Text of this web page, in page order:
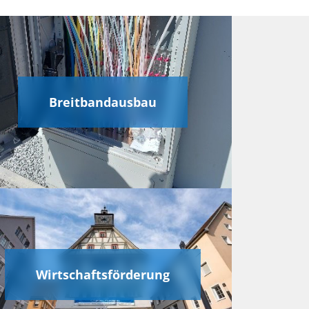
Breitbandausbau
Wirtschaftsförderung